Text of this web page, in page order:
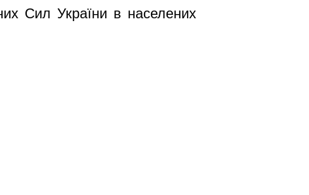
Сил України в населених